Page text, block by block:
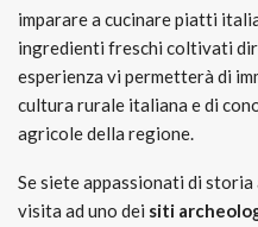
imparare a cucinare piatti
ingredienti freschi coltivati
esperienza vi permetterà di
cultura rurale italiana e di
agricole della regione.
Se siete appassionati di
visita ad uno dei siti